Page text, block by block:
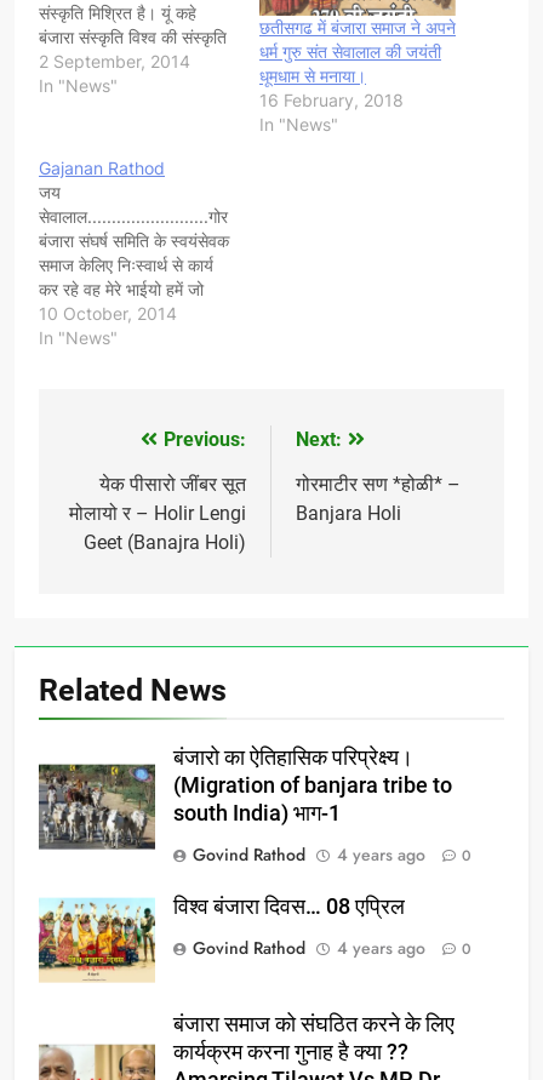
संस्कृति मिश्रित है। यूं कहे
बंजारा संस्कृति विश्व की संस्कृति
है। विश्व के अधिकांश देशों में
बंजारा जनजाति निवासरत है, यह
जाना…
2 September, 2014
In "News"
छतीसगढ में बंजारा समाज ने अपने
धर्म गुरु संत सेवालाल की जयंती
धूमधाम से मनाया।
16 February, 2018
In "News"
Gajanan Rathod
जय
सेवालाल.........................गोर
बंजारा संघर्ष समिति के स्वयंसेवक
समाज केलिए निःस्वार्थ से कार्य
कर रहे वह मेरे भाईयो हमें जो
समाज केलिए करना है।हम कर
रहे है और करते ही रहेंगे।आज
खोलनी है।हर गाँव,…
10 October, 2014
In "News"
navigation
Previous:
येक पीसारो जींबर सूत
मोलायो र – Holir Lengi
Geet (Banajra Holi)
Next:
गोरमाटीर सण *होळी* –
Banjara Holi
Related News
बंजारो का ऐतिहासिक परिप्रेक्ष्य।
(Migration of banjara tribe to
south India) भाग-1
Govind Rathod
4 years ago 0
विश्व बंजारा दिवस… 08 एप्रिल
Govind Rathod
4 years ago 0
बंजारा समाज को संघठित करने के लिए
कार्यक्रम करना गुनाह है क्या ??